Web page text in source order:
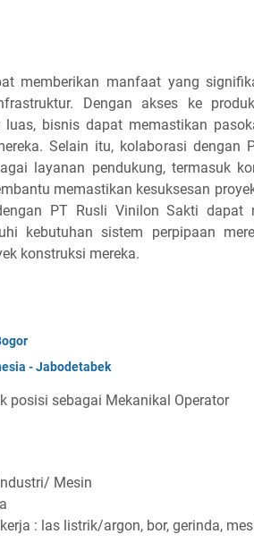
memberikan manfaat yang
Dengan akses ke
bisnis dapat memastikan
Selain itu, kolaborasi dengan
layanan pendukung, termasuk
memastikan kesuksesan
PT Rusli Vinilon Sakti dapat
kebutuhan sistem perpipaan
konstruksi mereka.
- Jabodetabek
posisi sebagai Mekanikal Operator
Mesin
: las listrik/argon, bor, gerinda,